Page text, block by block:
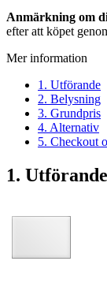
Anmärkning om
efter att köpet
Mer information
1. Utförande
2. Belysning
3. Grundpris
4. Alternativ
5. Checkout
1. Utförande